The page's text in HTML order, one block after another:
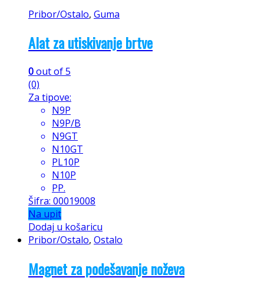
Pribor/Ostalo, Guma
Alat za utiskivanje brtve
0out of 5
(0)
Za tipove:
N9P
N9P/B
N9GT
N10GT
PL10P
N10P
PP.
Šifra: 00019008
Na upit
Dodaj u košaricu
Pribor/Ostalo, Ostalo
Magnet za podešavanje noževa